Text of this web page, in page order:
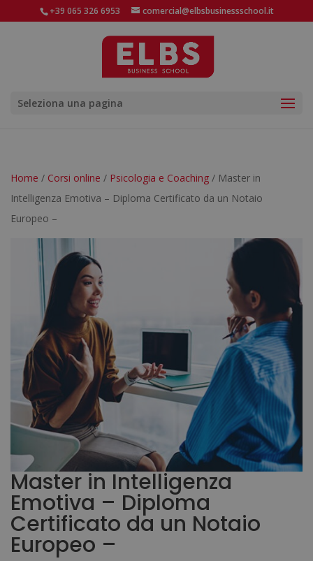
+39 065 326 6953 comercial@elbsbusinessschool.it
Seleziona una pagina
Home / Corsi online / Psicologia e Coaching / Master in
Intelligenza Emotiva – Diploma Certificato da un Notaio
Europeo –
Master in Intelligenza
Emotiva – Diploma
Certificato da un Notaio
Europeo –